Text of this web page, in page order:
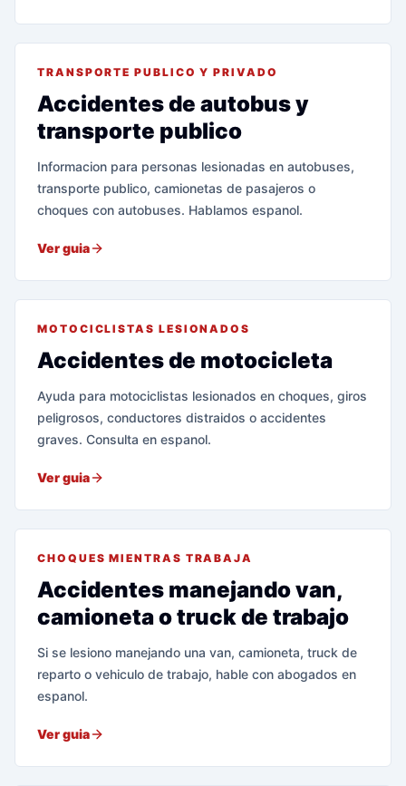
TRANSPORTE PUBLICO Y PRIVADO
Accidentes de autobus y
transporte publico
Informacion para personas lesionadas en autobuses,
transporte publico, camionetas de pasajeros o
choques con autobuses. Hablamos espanol.
Ver guia
MOTOCICLISTAS LESIONADOS
Accidentes de motocicleta
Ayuda para motociclistas lesionados en choques, giros
peligrosos, conductores distraidos o accidentes
graves. Consulta en espanol.
Ver guia
CHOQUES MIENTRAS TRABAJA
Accidentes manejando van,
camioneta o truck de trabajo
Si se lesiono manejando una van, camioneta, truck de
reparto o vehiculo de trabajo, hable con abogados en
espanol.
Ver guia